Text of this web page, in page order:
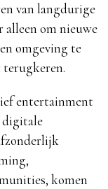
van langdurige
om nieuwe
omgeving te
terugkeren.
entertainment
digitale
komen